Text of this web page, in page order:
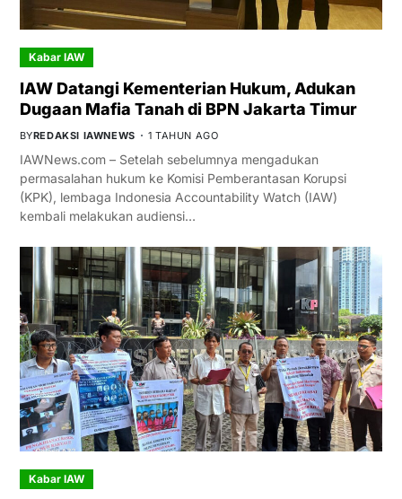
Kabar IAW
IAW Datangi Kementerian Hukum, Adukan
Dugaan Mafia Tanah di BPN Jakarta Timur
BYREDAKSI IAWNEWS 1 TAHUN AGO
IAWNews.com – Setelah sebelumnya mengadukan
permasalahan hukum ke Komisi Pemberantasan Korupsi
(KPK), lembaga Indonesia Accountability Watch (IAW)
kembali melakukan audiensi…
Kabar IAW